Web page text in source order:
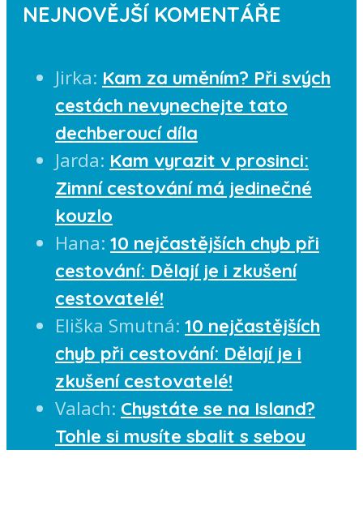
NEJNOVĚJŠÍ KOMENTÁŘE
Jirka: Kam za uměním? Při svých
cestách nevynechejte tato
dechberoucí díla
Jarda: Kam vyrazit v prosinci:
Zimní cestování má jedinečné
kouzlo
Hana: 10 nejčastějších chyb při
cestování: Dělají je i zkušení
cestovatelé!
Eliška Smutná: 10 nejčastějších
chyb při cestování: Dělají je i
zkušení cestovatelé!
Valach: Chystáte se na Island?
Tohle si musíte sbalit s sebou